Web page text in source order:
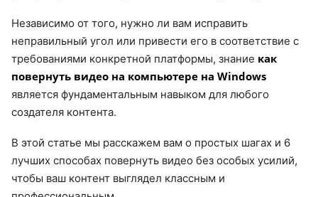
Независимо от того, нужно ли вам исправить
неправильный угол или привести его в соответствие с
требованиями конкретной платформы, знание как
повернуть видео на компьютере на Windows
является фундаментальным навыком для любого
создателя контента.
В этой статье мы расскажем вам о простых шагах и 6
лучших способах повернуть видео без особых усилий,
чтобы ваш контент выглядел классным и